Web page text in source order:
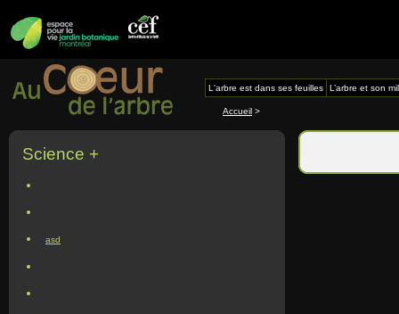
L'arbre est dans ses feuilles L’arbre et son
Accueil >
Science +
asd